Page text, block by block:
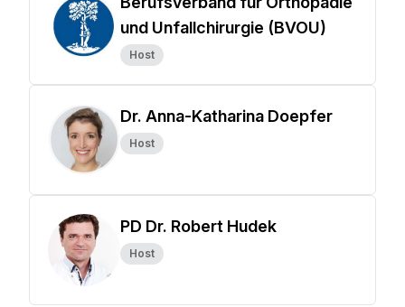
und Unfallchirurgie (BVOU)
Host
Dr. Anna-Katharina Doepfer
Host
PD Dr. Robert Hudek
Host